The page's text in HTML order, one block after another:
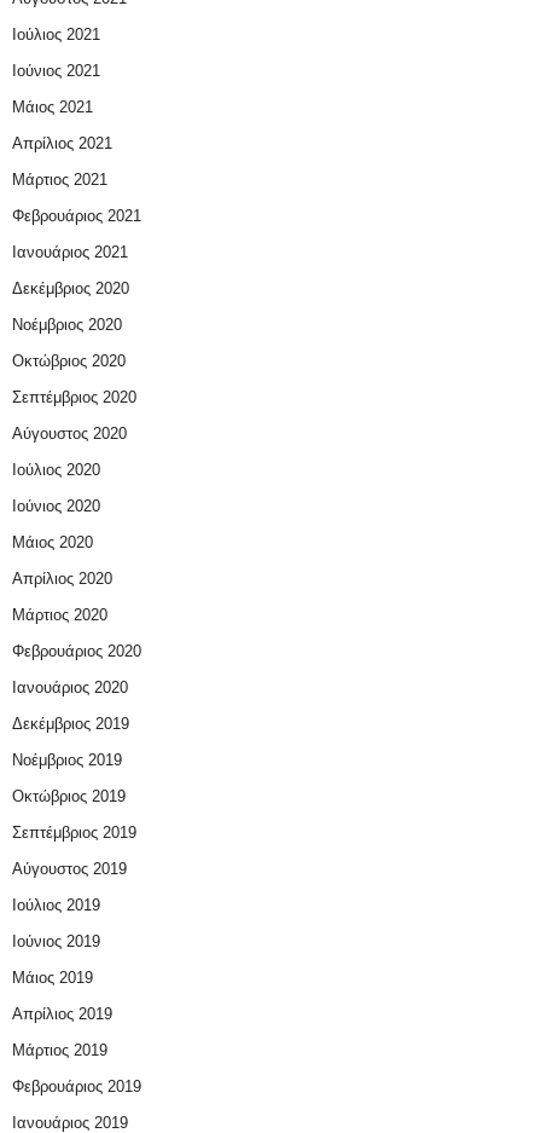
Ιούλιος 2021
Ιούνιος 2021
Μάιος 2021
Απρίλιος 2021
Μάρτιος 2021
Φεβρουάριος 2021
Ιανουάριος 2021
Δεκέμβριος 2020
Νοέμβριος 2020
Οκτώβριος 2020
Σεπτέμβριος 2020
Αύγουστος 2020
Ιούλιος 2020
Ιούνιος 2020
Μάιος 2020
Απρίλιος 2020
Μάρτιος 2020
Φεβρουάριος 2020
Ιανουάριος 2020
Δεκέμβριος 2019
Νοέμβριος 2019
Οκτώβριος 2019
Σεπτέμβριος 2019
Αύγουστος 2019
Ιούλιος 2019
Ιούνιος 2019
Μάιος 2019
Απρίλιος 2019
Μάρτιος 2019
Φεβρουάριος 2019
Ιανουάριος 2019